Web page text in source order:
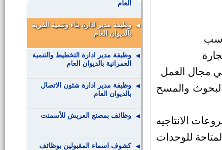
مجال العمل
والمسح
الانتاجيه
للوحدات
العام
وظيفة مدير ادارة بناء وتنمية القرية
بالديوان العام
وظيفة مدير ادارة التخطيط والتنمية
العمرانية بالديوان العام
وظيفة مدير ادارة شئون الاتصال
بالديوان العام
وظائف بمصنع العريش للأسمنت
كشوف اسماء المقبولين بوظائف